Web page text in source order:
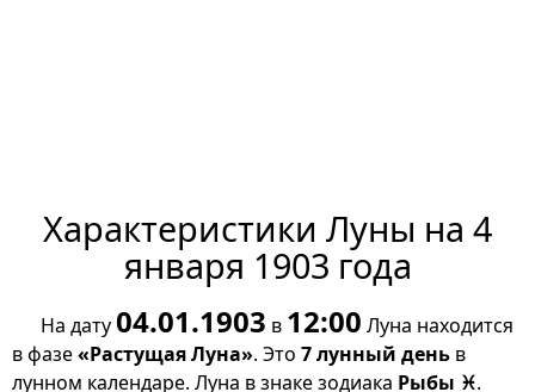
Характеристики Луны на 4
января 1903 года
На дату04.01.1903 в 12:00 Луна находится
в фазе«Растущая Луна». Это 7 лунный день в
лунном календаре. Луна в знаке зодиака Рыбы ♓.